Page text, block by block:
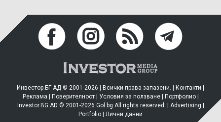
Инвестор.БГ АД © 2001-2026 | Всички права запазени. | Контакти |
Реклама | Поверителност| Условия за ползване| Портфолио|
Investor.BG AD © 2001-2026 Gol.bg All rights reserved. | Advertising |
Portfolio | Лични данни